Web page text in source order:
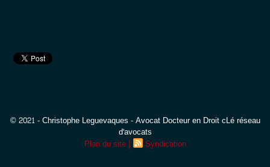
© 2021 - Christophe Leguevaques - Avocat Docteur en Droit cLé réseau
d'avocats
Plan du site | Syndication